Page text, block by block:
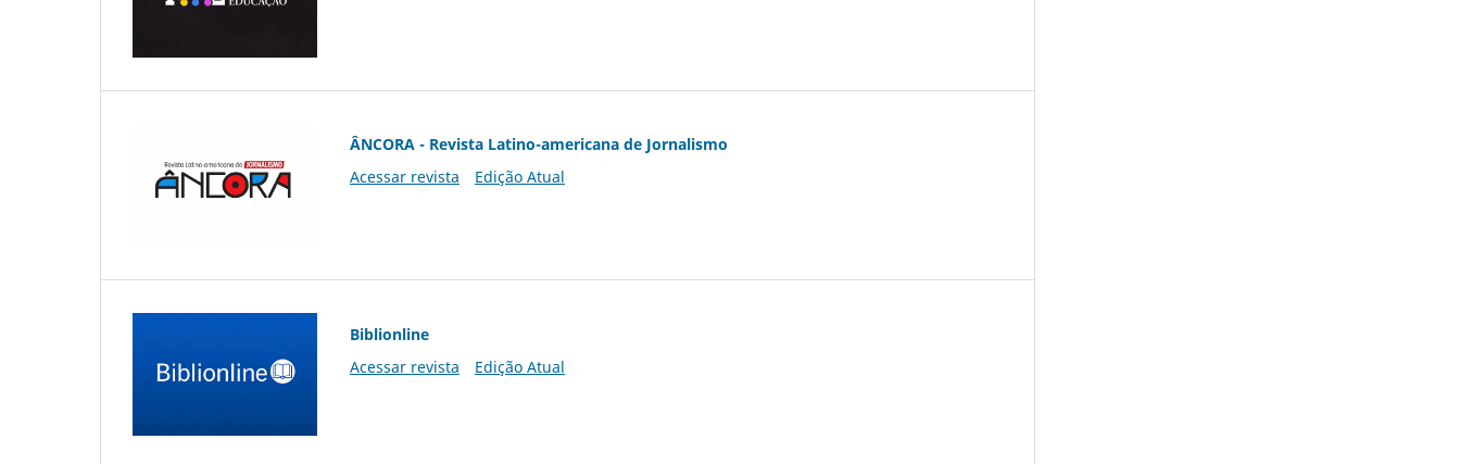
ÂNCORA - Revista Latino-americana de Jornalismo
Acessar revista
Edição Atual
Biblionline
Acessar revista
Edição Atual